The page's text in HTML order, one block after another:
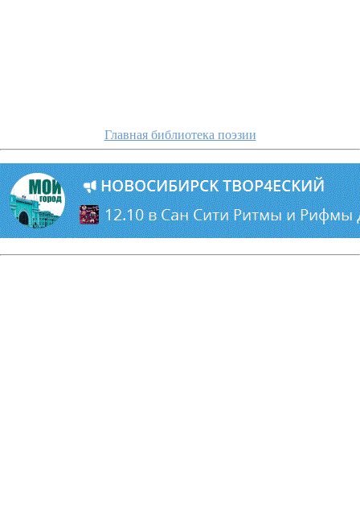
Главная библиотека поэзии